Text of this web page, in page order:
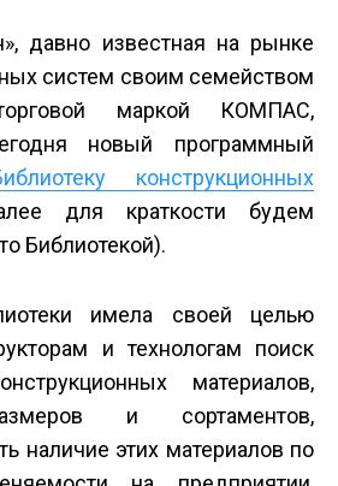
давно известная на рынке
систем своим семейством
маркой КОМПАС,
новый программный
конструкционных
для краткости будем
Библиотекой).
имела своей целью
и технологам поиск
материалов,
и сортаментов,
наличие этих материалов по